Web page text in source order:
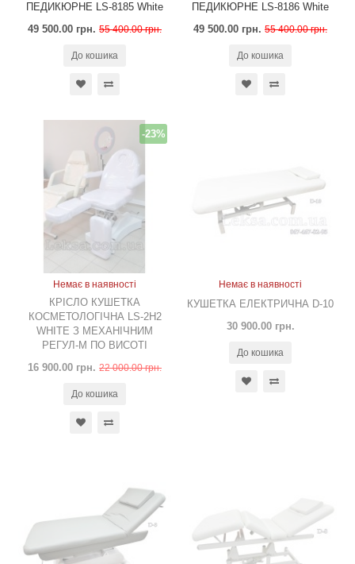
ПЕДИКЮРНЕ LS-8185 White
49 500.00 грн. 55 400.00 грн.
До кошика
ПЕДИКЮРНЕ LS-8186 White
49 500.00 грн. 55 400.00 грн.
До кошика
Немає в наявності
КРІСЛО КУШЕТКА
КОСМЕТОЛОГІЧНА LS-2H2
WHITE З МЕХАНІЧНИМ
РЕГУЛ-М ПО ВИСОТІ
16 900.00 грн. 22 000.00 грн.
-23%
До кошика
Немає в наявності
КУШЕТКА ЕЛЕКТРИЧНА D-10
30 900.00 грн.
До кошика